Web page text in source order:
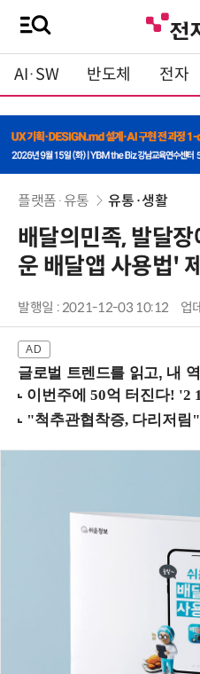
AI·SW 반도체 전자
플랫폼·유통 유통·생활
배달의민족, 발달
운 배달앱 사용법'
발행일 : 2021-12-03 10:12 업
글로벌 트렌드를 읽고, 내 역할을 가늠하는